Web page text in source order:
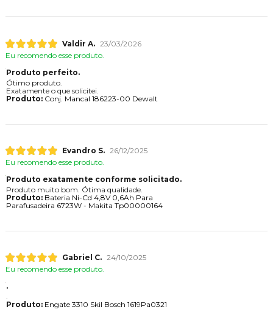
Valdir A. 23/03/2026
Eu recomendo esse produto.
Produto perfeito.
Ótimo produto.
Exatamente o que solicitei.
Produto:Conj. Mancal 186223-00 Dewalt
Evandro S. 26/12/2025
Eu recomendo esse produto.
Produto exatamente conforme solicitado.
Produto muito bom. Ótima qualidade.
Produto:Bateria Ni-Cd 4,8V 0,6Ah Para
Parafusadeira 6723W - Makita Tp00000164
Gabriel C. 24/10/2025
Eu recomendo esse produto.
.
.
Produto:Engate 3310 Skil Bosch 1619Pa0321